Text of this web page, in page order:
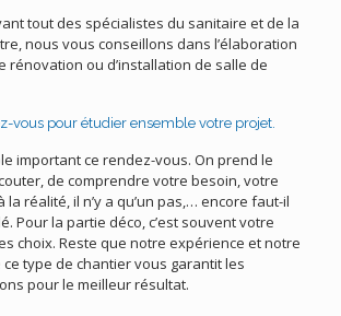
tout des spécialistes du sanitaire et de la
nous vous conseillons dans l’élaboration
rénovation ou d’installation de salle de
vous pour étudier ensemble votre projet.
important ce rendez-vous. On prend le
de comprendre votre besoin, votre
la réalité, il n’y a qu’un pas,… encore faut-il
Pour la partie déco, c’est souvent votre
choix. Reste que notre expérience et notre
type de chantier vous garantit les
pour le meilleur résultat.